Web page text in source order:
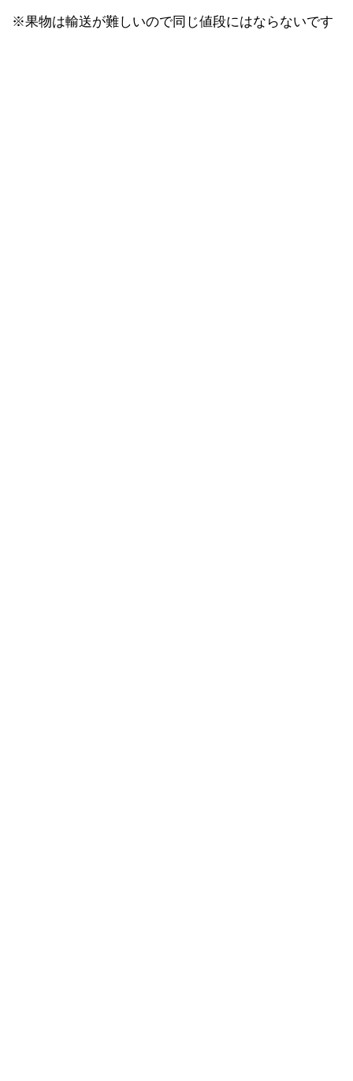
※果物は輸送が難しいので同じ値段にはならないです